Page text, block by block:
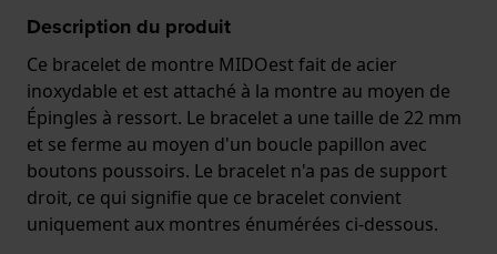
Description du produit
Ce bracelet de montre MIDOest fait de acier
inoxydable et est attaché à la montre au moyen de
Épingles à ressort. Le bracelet a une taille de 22 mm
et se ferme au moyen d'un boucle papillon avec
boutons poussoirs. Le bracelet n'a pas de support
droit, ce qui signifie que ce bracelet convient
uniquement aux montres énumérées ci-dessous.